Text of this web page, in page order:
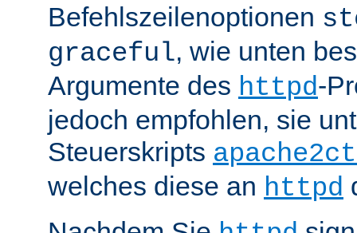
Befehlszeilenoptionen
graceful, wie unten
Argumente des httpd-
jedoch empfohlen, sie
Steuerskripts
welches diese an httpd